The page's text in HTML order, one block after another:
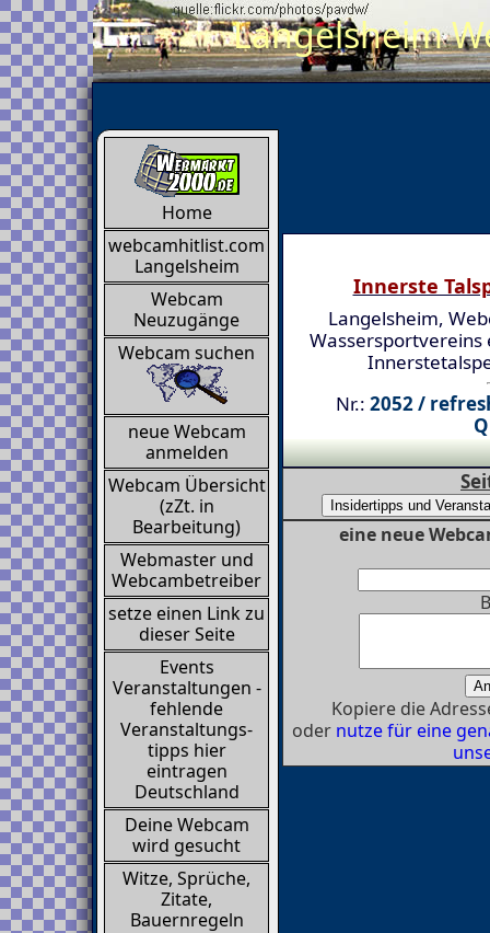
Langelsheim
Home
webcamhitlist.com
Langelsheim
Webcam
Neuzugänge
Webcam suchen
neue Webcam
anmelden
Webcam Übersicht
(zZt. in
Bearbeitung)
Webmaster und
Webcambetreiber
setze einen Link zu
dieser Seite
Events
Veranstaltungen -
fehlende
Veranstaltungs-
tipps hier
eintragen
Deutschland
Deine Webcam
wird gesucht
Witze, Sprüche,
Zitate,
Bauernregeln
Innerste
Langelsheim,
Wassersportvereins
Nr.: 2052 /
eine neue
Kopiere die
oder nutze für eine